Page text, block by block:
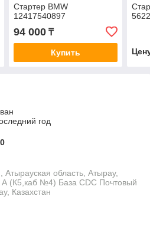
Стартер BMW
12417540897
94 000₸
Купить
год
Атырауская область, Атырау,
А (К5,каб №4) База CDC Почтовый
Казахстан